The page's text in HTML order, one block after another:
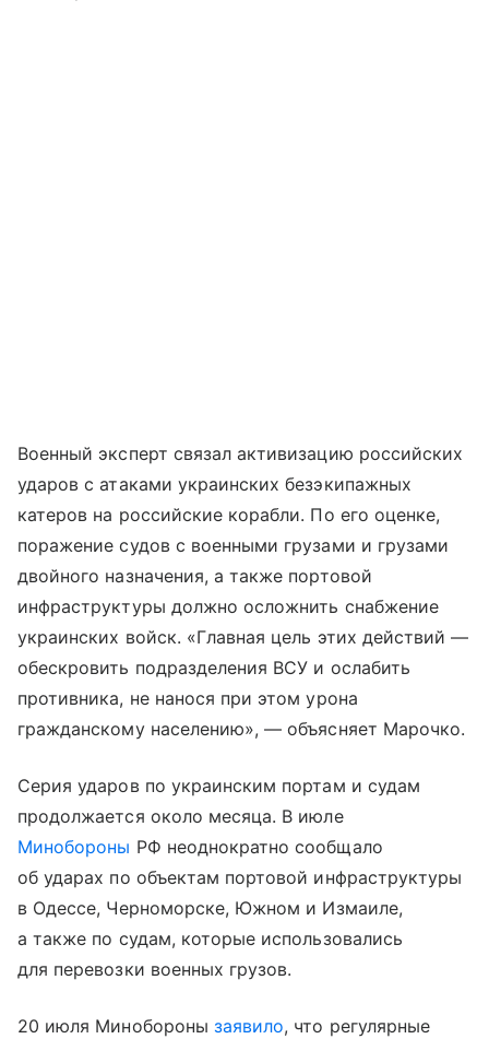
Военный эксперт связал активизацию российских
ударов с атаками украинских безэкипажных
катеров на российские корабли. По его оценке,
поражение судов с военными грузами и грузами
двойного назначения, а также портовой
инфраструктуры должно осложнить снабжение
украинских войск. «Главная цель этих действий —
обескровить подразделения ВСУ и ослабить
противника, не нанося при этом урона
гражданскому населению», — объясняет Марочко.
Серия ударов по украинским портам и судам
продолжается около месяца. В июле
Минобороны РФ неоднократно сообщало
об ударах по объектам портовой инфраструктуры
в Одессе, Черноморске, Южном и Измаиле,
а также по судам, которые использовались
для перевозки военных грузов.
20 июля Минобороны заявило, что регулярные